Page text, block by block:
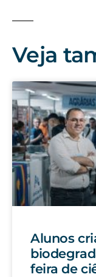
Veja
Alunos
feira de